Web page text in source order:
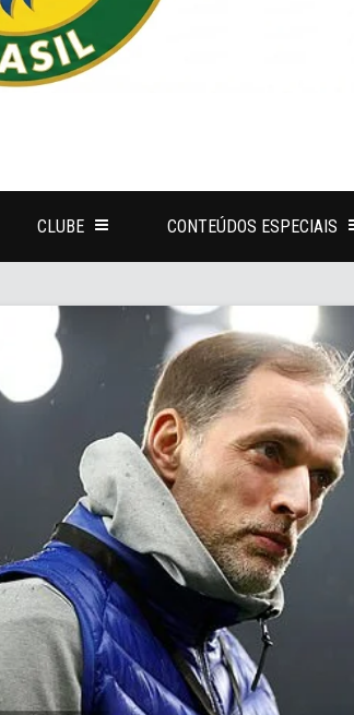
CLUBE CONTEÚDOS ESPECIAIS